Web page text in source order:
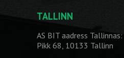
TALLINN
AS BIT aadress Tallinnas:
Pikk 68, 10133 Tallinn